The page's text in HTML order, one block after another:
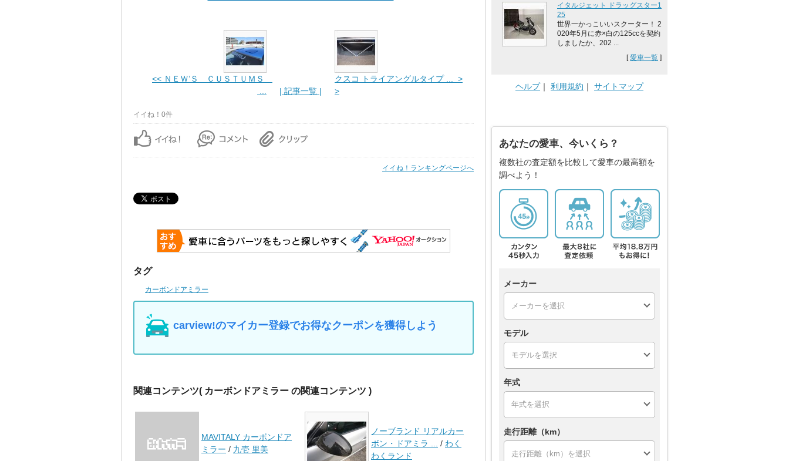
<< ＮＥＷ’Ｓ ＣＵＳＴＵＭＳ
| 記事一覧 |
クスコ トライアングルタイプ ... >
>
イイね！0件
イイね！ランキングページへ
タグ
カーボンドアミラー
carview!のマイカー登録でお得なクーポンを獲得しよう
関連コンテンツ( カーボンドアミラー の関連コンテンツ )
MAVITALY カーボンドア
ミラー / 九壱 里美
ノーブランド リアルカー
ボン・ドアミラ ...
/ わく
わくランド
イタルジェット ドラッグスター1
25
世界一かっこいいスクーター！ 2
020年5月に赤×白の125ccを契約
しましたか、202 ...
[愛車一覧 ]
ヘルプ｜ 利用規約 ｜ サイトマップ
あなたの愛車、今いくら？
複数社の査定額を比較して愛車の最高額を
調べよう！
メーカー
モデル
年式
走行距離（km）